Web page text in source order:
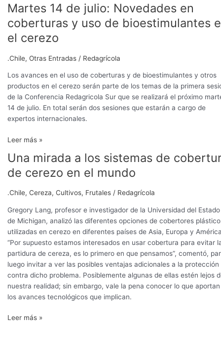
Martes 14 de julio: Novedades en
coberturas y uso de bioestimulantes
el cerezo
.Chile, Otras Entradas / Redagrícola
Los avances en el uso de coberturas y de bioestimulantes y otros
productos en el cerezo serán parte de los temas de la primera
de la Conferencia Redagricola Sur que se realizará el próximo
14 de julio. En total serán dos sesiones que estarán a cargo de
expertos internacionales.
Martes
de
julio:
en
coberturas
uso
de
bioestimulantes
elLeer más »
Una mirada a los sistemas de
de cerezo en el mundo
.Chile, Cereza, Cultivos, Frutales / Redagrícola
Gregory Lang, profesor e investigador de la Universidad del Estado
de Michigan, analizó las diferentes opciones de cobertores
utilizadas en cerezo en diferentes países de Asia, Europa y
“Por supuesto estamos interesados en usar cobertura para evitar
partidura de cereza, es lo primero en que pensamos”, comentó,
luego invitar a ver las posibles ventajas adicionales a la protección
contra dicho problema. Posiblemente algunas de ellas estén lejos
nuestra realidad; sin embargo, vale la pena conocer lo que
los avances tecnológicos que implican.
Una
mirada
a
sistemas
de
cobertura
de
cerezo
en
el
mundo
Leer más »